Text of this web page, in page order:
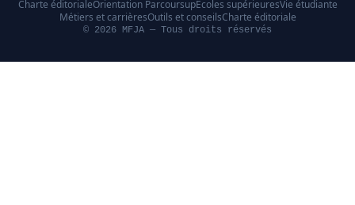
Charte éditorialeOrientation ParcoursupÉcoles supérieuresVie étudiante
Métiers et carrièresOutils et conseilsCharte éditoriale
© 2026 MFJA — Tous droits réservés